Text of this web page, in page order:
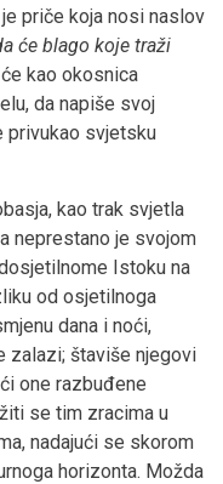
priče koja nosi naslov
će blago koje traži
kao okosnica
da napiše svoj
privukao svjetsku
kao trak svjetla
neprestano je svojom
Istoku na
od osjetilnoga
dana i noći,
zalazi; štaviše njegovi
one razbuđene
se tim zracima u
nadajući se skorom
horizonta. Možda